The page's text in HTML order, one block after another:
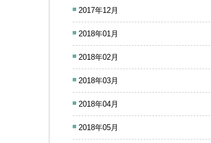
2017年12月
2018年01月
2018年02月
2018年03月
2018年04月
2018年05月